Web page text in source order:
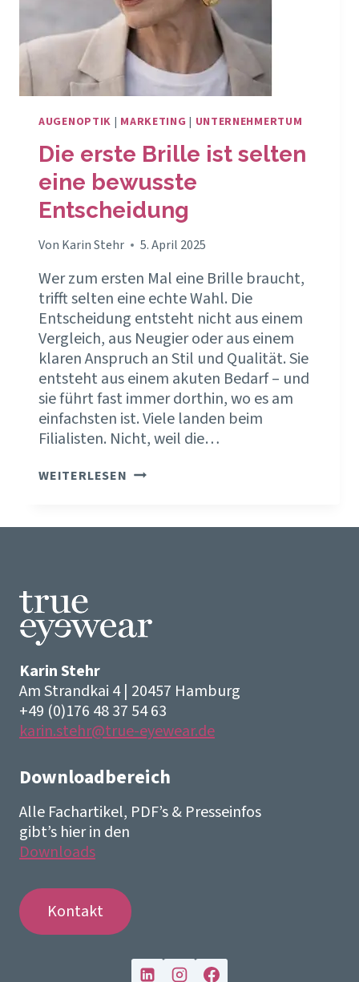
AUGENOPTIK | MARKETING | UNTERNEHMERTUM
Die erste Brille ist selten
eine bewusste
Entscheidung
Von Karin Stehr 5. April 2025
Wer zum ersten Mal eine Brille braucht,
trifft selten eine echte Wahl. Die
Entscheidung entsteht nicht aus einem
Vergleich, aus Neugier oder aus einem
klaren Anspruch an Stil und Qualität. Sie
entsteht aus einem akuten Bedarf – und
sie führt fast immer dorthin, wo es am
einfachsten ist. Viele landen beim
Filialisten. Nicht, weil die…
WEITERLESEN DIE
Karin Stehr
Am Strandkai 4 | 20457 Hamburg
+49 (0)176 48 37 54 63
karin.stehr@true-eyewear.de
Downloadbereich
Alle Fachartikel, PDF’s & Presseinfos
gibt’s hier in den
Downloads
Kontakt